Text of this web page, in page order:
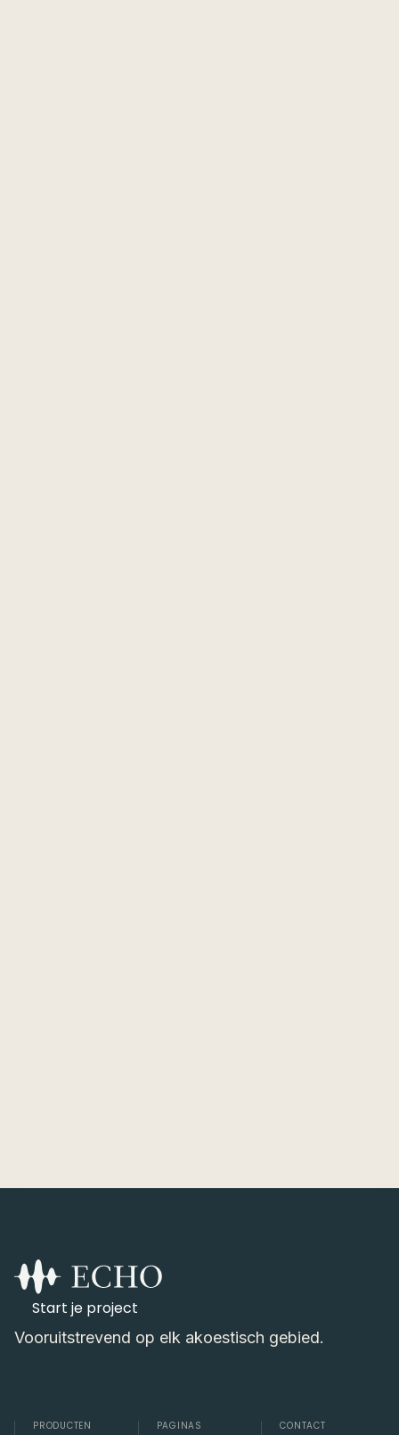
Start je project
Vooruitstrevend op elk akoestisch gebied.
PRODUCTEN PAGINAS CONTACT